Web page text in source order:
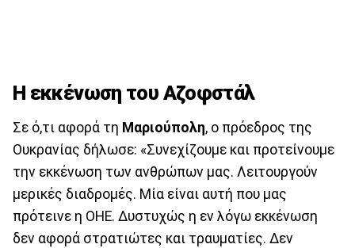
Η εκκένωση του Αζοφστάλ
Σε ό,τι αφορά τη Μαριούπολη, ο πρόεδρος της
Ουκρανίας δήλωσε: «Συνεχίζουμε και προτείνουμε
την εκκένωση των ανθρώπων μας. Λειτουργούν
μερικές διαδρομές. Μία είναι αυτή που μας
πρότεινε η ΟΗΕ. Δυστυχώς η εν λόγω εκκένωση
δεν αφορά στρατιώτες και τραυματίες. Δεν